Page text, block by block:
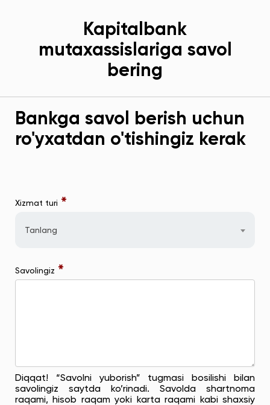
Kapitalbank
mutaxassislariga savol
bering
Bankga savol berish uchun
ro'yxatdan o'tishingiz kerak
Xizmat turi *
Tanlang
Savolingiz *
Diqqat! “Savolni yuborish” tugmasi bosilishi bilan
savolingiz saytda ko’rinadi. Savolda shartnoma
raqami, hisob raqam yoki karta raqami kabi shaxsiy